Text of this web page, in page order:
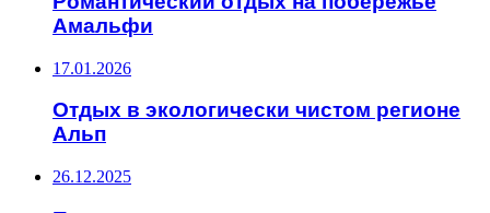
Амальфи
17.01.2026
Отдых в экологически чистом регионе
Альп
26.12.2025